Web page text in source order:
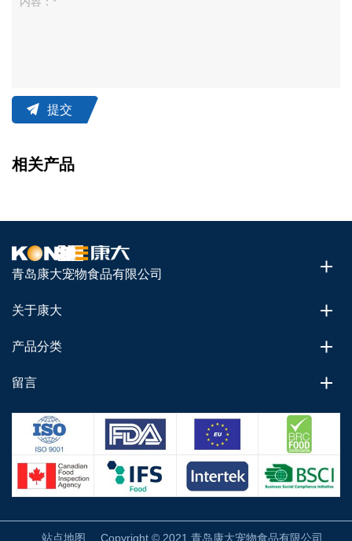
提交
相关产品
青岛康大宠物食品有限公司
关于康大
产品分类
留言
站点地图 Copyright © 2021 青岛康大宠物食品有限公司